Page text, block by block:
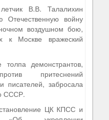
В.В. Талалихин
Отечественную войну
воздушном бою,
к Москве вражеский
демонстрантов,
притеснений
писателей, забросала
СССР.
ЦК КПСС и